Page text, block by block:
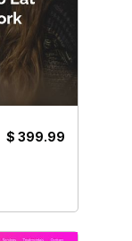
$ 399.99